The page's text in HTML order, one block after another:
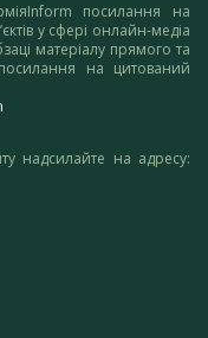
посилання на
у сфері онлайн-медіа
матеріалу прямого та
на цитований
надсилайте на адресу: